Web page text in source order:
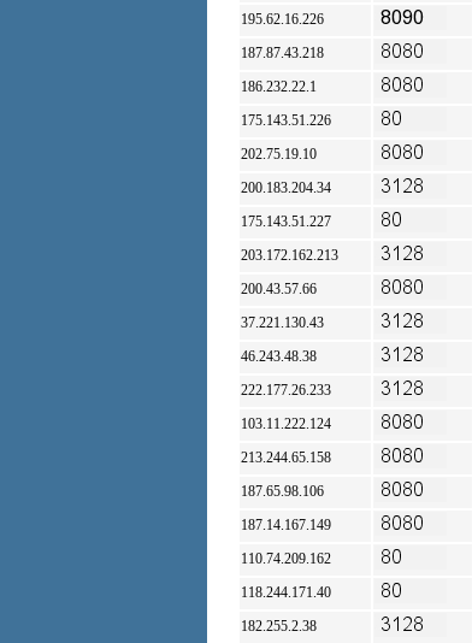
195.62.16.226
187.87.43.218
186.232.22.1
175.143.51.226
202.75.19.10
200.183.204.34
175.143.51.227
203.172.162.213
200.43.57.66
37.221.130.43
46.243.48.38
222.177.26.233
103.11.222.124
213.244.65.158
187.65.98.106
187.14.167.149
110.74.209.162
118.244.171.40
182.255.2.38